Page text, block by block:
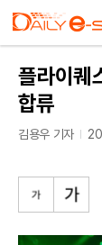
플라이퀘
합류
김용우 기자